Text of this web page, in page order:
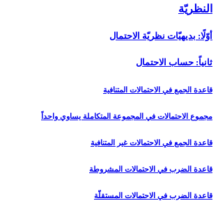
النظريّة
أوّلًا: بديهيّات نظريّة الاحتمال‏
ثانياً: حساب الاحتمال‏
قاعدة الجمع في الاحتمالات المتنافية
مجموع الاحتمالات في المجموعة المتكاملة يساوي واحداً
قاعدة الجمع في الاحتمالات غير المتنافية
قاعدة الضرب في الاحتمالات المشروطة
قاعدة الضرب في الاحتمالات المستقلّة